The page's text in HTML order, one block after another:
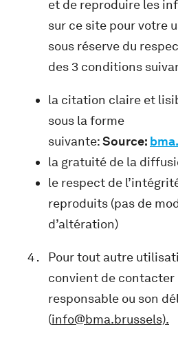
et de reproduire les
sur ce site pour votre
sous réserve du
des 3 conditions
la citation claire et
sous la forme
suivante:Source:
la gratuité de la
le respect de
reproduits (pas de
d’altération)
Pour tout autre
convient de contacter
responsable ou son
(info@bma.brussels).